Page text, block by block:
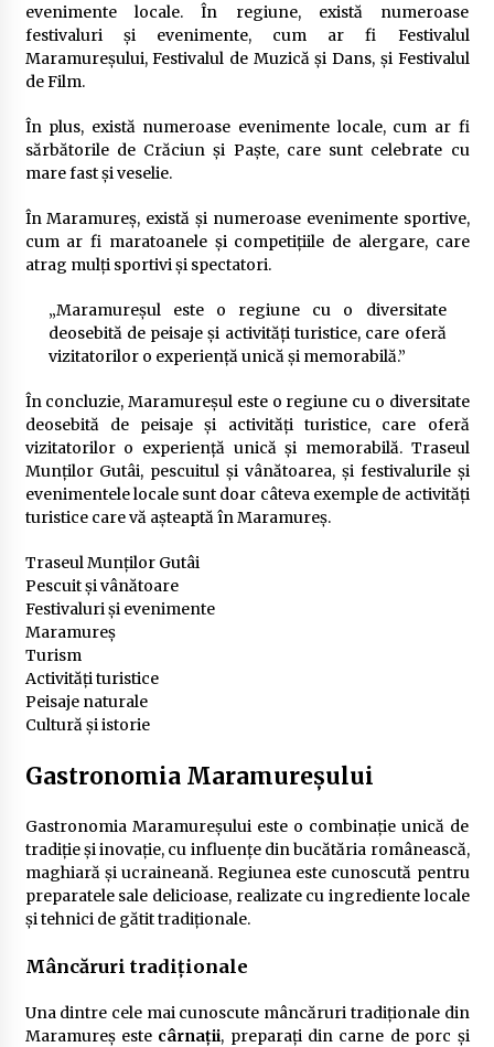
evenimente locale. În regiune, există numeroase
festivaluri și evenimente, cum ar fi Festivalul
Maramureșului, Festivalul de Muzică și Dans, și Festivalul
de Film.
În plus, există numeroase evenimente locale, cum ar fi
sărbătorile de Crăciun și Paște, care sunt celebrate cu
mare fast și veselie.
În Maramureș, există și numeroase evenimente sportive,
cum ar fi maratoanele și competițiile de alergare, care
atrag mulți sportivi și spectatori.
„Maramureșul este o regiune cu o diversitate
deosebită de peisaje și activități turistice, care oferă
vizitatorilor o experiență unică și memorabilă.”
În concluzie, Maramureșul este o regiune cu o diversitate
deosebită de peisaje și activități turistice, care oferă
vizitatorilor o experiență unică și memorabilă. Traseul
Munților Gutâi, pescuitul și vânătoarea, și festivalurile și
evenimentele locale sunt doar câteva exemple de activități
turistice care vă așteaptă în Maramureș.
Traseul Munților Gutâi
Pescuit și vânătoare
Festivaluri și evenimente
Maramureș
Turism
Activități turistice
Peisaje naturale
Cultură și istorie
Gastronomia Maramureșului
Gastronomia Maramureșului este o combinație unică de
tradiție și inovație, cu influențe din bucătăria românească,
maghiară și ucraineană. Regiunea este cunoscută pentru
preparatele sale delicioase, realizate cu ingrediente locale
și tehnici de gătit tradiționale.
Mâncăruri tradiționale
Una dintre cele mai cunoscute mâncăruri tradiționale din
Maramureș este cârnații, preparați din carne de porc și